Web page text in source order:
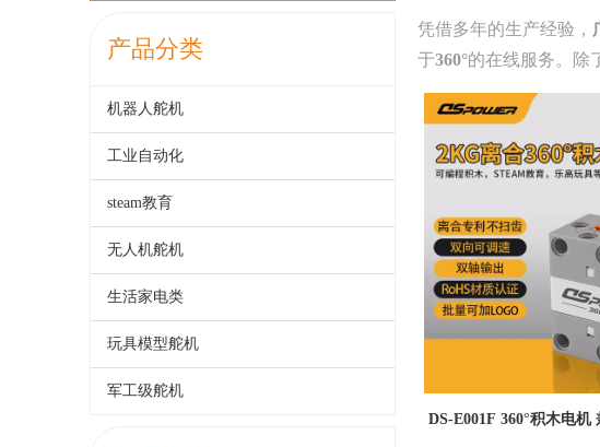
产品分类
机器人舵机
工业自动化
steam教育
无人机舵机
生活家电类
玩具模型舵机
军工级舵机
凭借多年的生产经验，
于360°的在线服务。除
DS-E001F 360°积木电